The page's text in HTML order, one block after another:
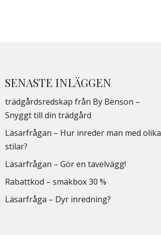
SENASTE INLÄGGEN
trädgårdsredskap från By Benson –
Snyggt till din trädgård
Läsarfrågan – Hur inreder man med olika
stilar?
Läsarfrågan – Gör en tavelvägg!
Rabattkod – smakbox 30 %
Läsarfråga – Dyr inredning?